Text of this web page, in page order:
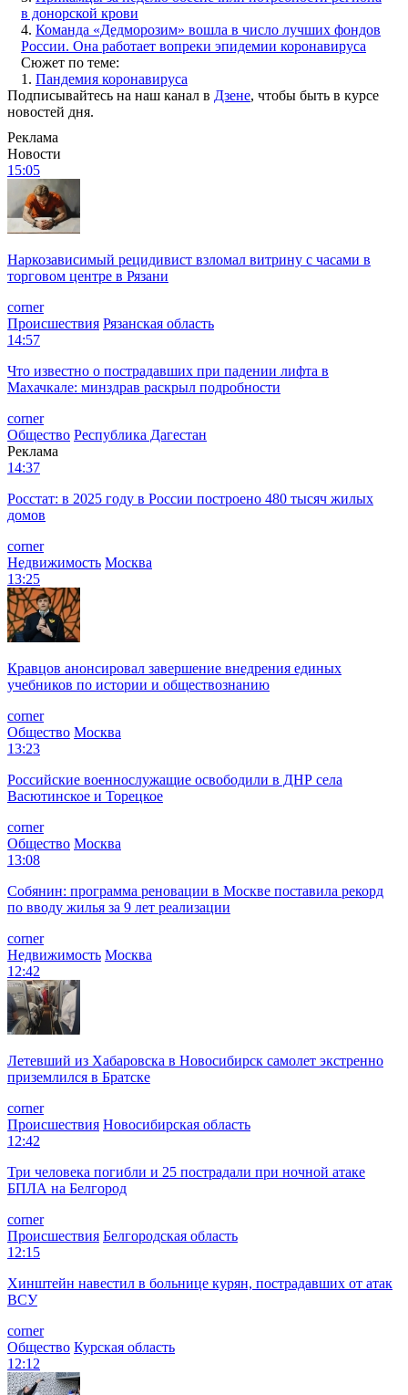
в донорской крови
4. Команда «Дедморозим» вошла в число лучших фондов
России. Она работает вопреки эпидемии коронавируса
Сюжет по теме:
1. Пандемия коронавируса
Подписывайтесь на наш канал в Дзене, чтобы быть в курсе
новостей дня.
Реклама
Новости
15:05
Наркозависимый рецидивист взломал витрину с часами в
торговом центре в Рязани
corner
Происшествия Рязанская область
14:57
Что известно о пострадавших при падении лифта в
Махачкале: минздрав раскрыл подробности
corner
Общество Республика Дагестан
Реклама
14:37
Росстат: в 2025 году в России построено 480 тысяч жилых
домов
corner
Недвижимость Москва
13:25
Кравцов анонсировал завершение внедрения единых
учебников по истории и обществознанию
corner
Общество Москва
13:23
Российские военнослужащие освободили в ДНР села
Васютинское и Торецкое
corner
Общество Москва
13:08
Собянин: программа реновации в Москве поставила рекорд
по вводу жилья за 9 лет реализации
corner
Недвижимость Москва
12:42
Летевший из Хабаровска в Новосибирск самолет экстренно
приземлился в Братске
corner
Происшествия Новосибирская область
12:42
Три человека погибли и 25 пострадали при ночной атаке
БПЛА на Белгород
corner
Происшествия Белгородская область
12:15
Хинштейн навестил в больнице курян, пострадавших от атак
ВСУ
corner
Общество Курская область
12:12